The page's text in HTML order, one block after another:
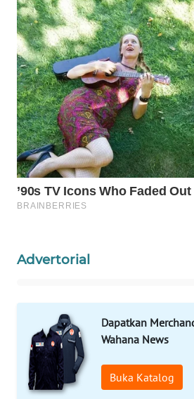
Advertorial
Dapatkan
Wahana News
Buka Katalog
Wahana
Media
Group
WAHANA
NEWS
WAHANA
TANI
WAHANA
ADVOKAT
WAHANA
LISTRIK
WAHANA
TRAVEL